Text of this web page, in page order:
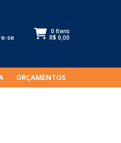
se
0 Itens
R$ 0,00
ORÇAMENTOS